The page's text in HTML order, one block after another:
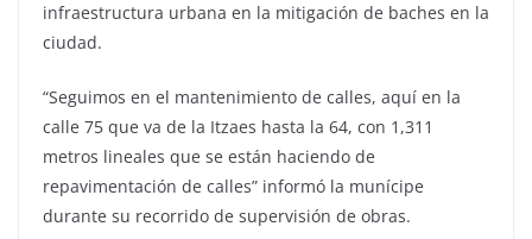
infraestructura urbana en la mitigación de baches en la
ciudad.
“Seguimos en el mantenimiento de calles, aquí en la
calle 75 que va de la Itzaes hasta la 64, con 1,311
metros lineales que se están haciendo de
repavimentación de calles” informó la munícipe
durante su recorrido de supervisión de obras.